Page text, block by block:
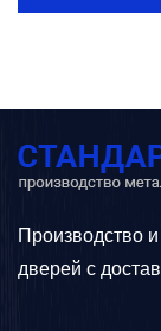
Производство
дверей с